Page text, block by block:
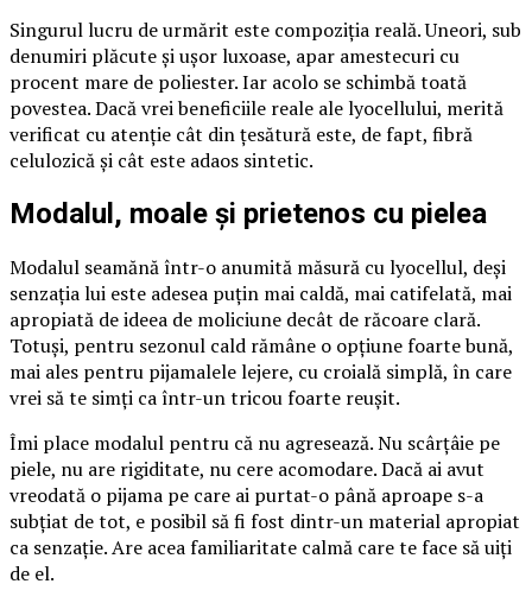
Singurul lucru de urmărit este compoziția reală. Uneori, sub
denumiri plăcute și ușor luxoase, apar amestecuri cu
procent mare de poliester. Iar acolo se schimbă toată
povestea. Dacă vrei beneficiile reale ale lyocellului, merită
verificat cu atenție cât din țesătură este, de fapt, fibră
celulozică și cât este adaos sintetic.
Modalul, moale și prietenos cu pielea
Modalul seamănă într-o anumită măsură cu lyocellul, deși
senzația lui este adesea puțin mai caldă, mai catifelată, mai
apropiată de ideea de moliciune decât de răcoare clară.
Totuși, pentru sezonul cald rămâne o opțiune foarte bună,
mai ales pentru pijamalele lejere, cu croială simplă, în care
vrei să te simți ca într-un tricou foarte reușit.
Îmi place modalul pentru că nu agresează. Nu scârțâie pe
piele, nu are rigiditate, nu cere acomodare. Dacă ai avut
vreodată o pijama pe care ai purtat-o până aproape s-a
subțiat de tot, e posibil să fi fost dintr-un material apropiat
ca senzație. Are acea familiaritate calmă care te face să uiți
de el.